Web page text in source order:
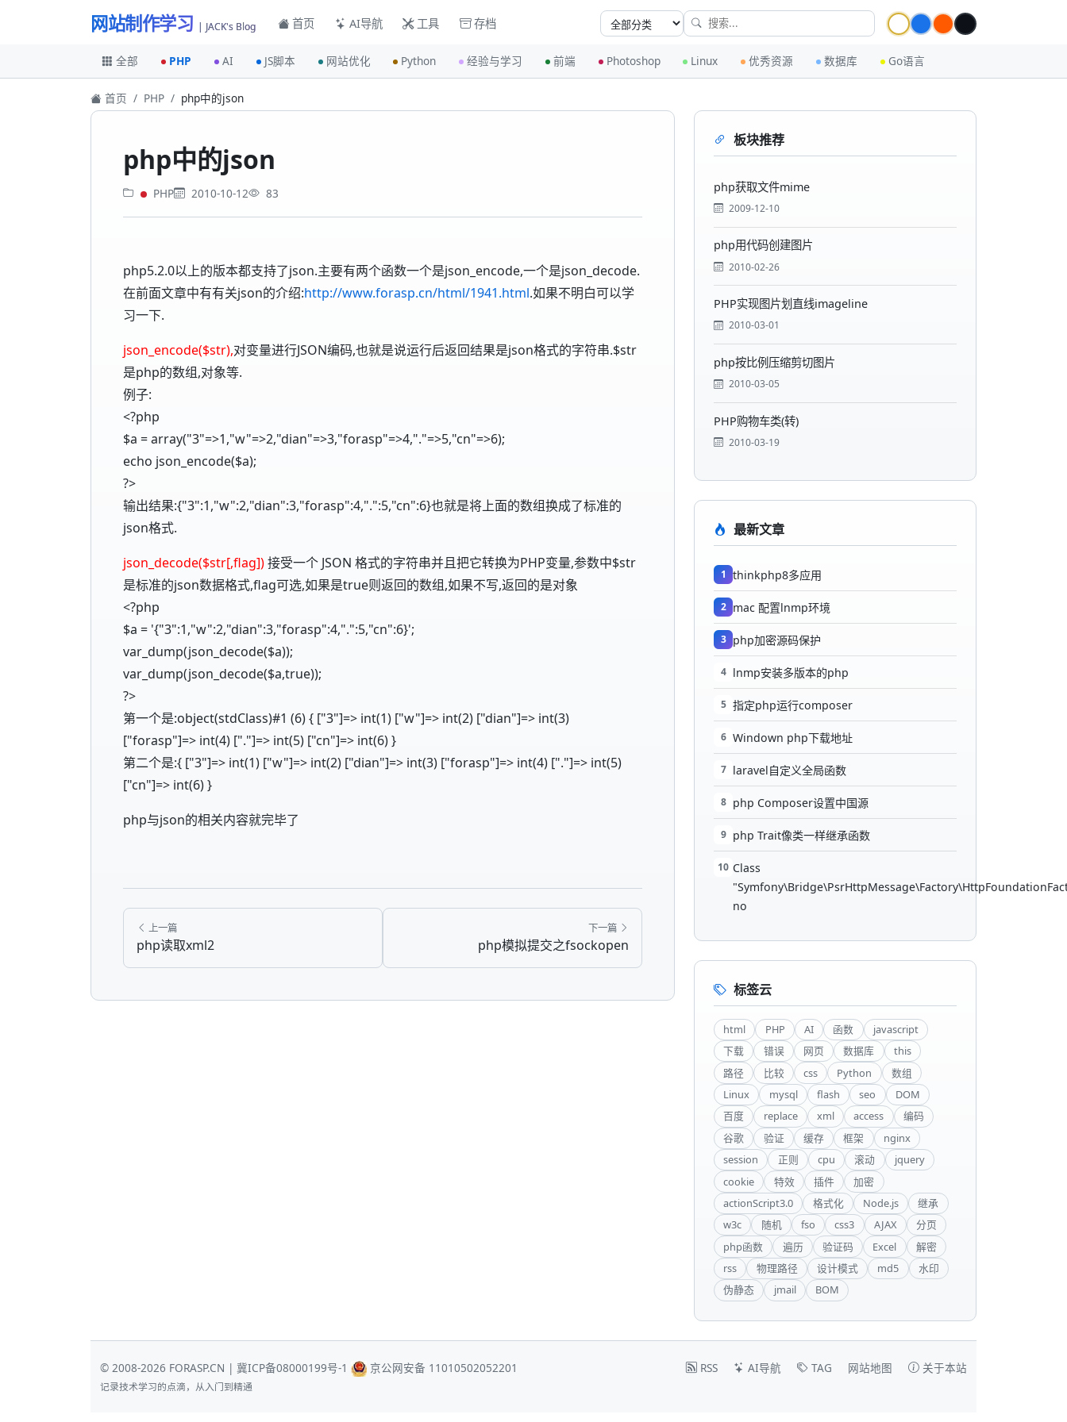
网站制作学习 | JACK's Blog 首页 AI导航 工具 存档
全部 PHP AI JS脚本 网站优化 Python 经验与学习 前端 Photoshop Linux 优秀资源 数据库 Go语言
首页 PHP php中的json
php中的json
PHP 2010-10-12 83
php5.2.0以上的版本都支持了json.主要有两个函数一个是json_encode,一个是json_decode.
在前面文章中有有关json的介绍:http://www.forasp.cn/html/1941.html.如果不明白可以学
习一下.
json_encode($str),对变量进行JSON编码,也就是说运行后返回结果是json格式的字符串.$str
是php的数组,对象等.
例子:
<?php
$a = array("3"=>1,"w"=>2,"dian"=>3,"forasp"=>4,"."=>5,"cn"=>6);
echo json_encode($a);
?>
输出结果:{"3":1,"w":2,"dian":3,"forasp":4,".":5,"cn":6}也就是将上面的数组换成了标准的
json格式.
json_decode($str[,flag])接受一个 JSON 格式的字符串并且把它转换为PHP变量,参数中$str
是标准的json数据格式,flag可选,如果是true则返回的数组,如果不写,返回的是对象
<?php
$a = '{"3":1,"w":2,"dian":3,"forasp":4,".":5,"cn":6}';
var_dump(json_decode($a));
var_dump(json_decode($a,true));
?>
第一个是:object(stdClass)#1 (6) { ["3"]=> int(1) ["w"]=> int(2) ["dian"]=> int(3)
["forasp"]=> int(4) ["."]=> int(5) ["cn"]=> int(6) }
第二个是:{ ["3"]=> int(1) ["w"]=> int(2) ["dian"]=> int(3) ["forasp"]=> int(4) ["."]=> int(5)
["cn"]=> int(6) }
php与json的相关内容就完毕了
上一篇
php读取xml2
下一篇
php模拟提交之fsockopen
板块推荐
php获取文件mime
2009-12-10
php用代码创建图片
2010-02-26
PHP实现图片划直线imageline
2010-03-01
php按比例压缩剪切图片
2010-03-05
PHP购物车类(转)
2010-03-19
最新文章
1 thinkphp8多应用
2 mac 配置lnmp环境
3 php加密源码保护
4 lnmp安装多版本的php
5 指定php运行composer
6 Windown php下载地址
7 laravel自定义全局函数
8 php Composer设置中国源
9 php Trait像类一样继承函数
10 Class
no
标签云
html PHP AI 函数
javascript
下载
错误 网页 数据库
this
路径
比较 css Python
数组
Linux
mysql flash seo
DOM
百度
replace xml access
编码
谷歌
验证 缓存 框架
nginx
session
正则 cpu 滚动
jquery
cookie
特效 插件
加密
actionScript3.0
格式化 Node.js
继承
w3c
随机 fso css3 AJAX
分页
php函数
遍历 验证码 Excel
解密
rss
物理路径 设计模式 md5
水印
伪静态
jmail BOM
© 2008-2026 FORASP.CN | 冀ICP备08000199号-1 京公网安备 11010502052201
记录技术学习的点滴，从入门到精通
RSS AI导航 TAG 网站地图 关于本站